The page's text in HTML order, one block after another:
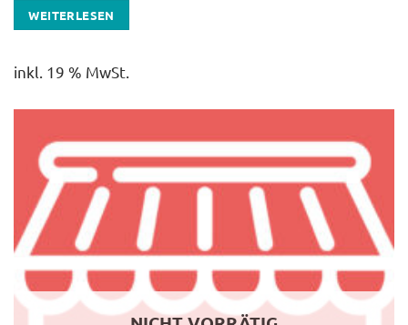
WEITERLESEN
inkl. 19 % MwSt.